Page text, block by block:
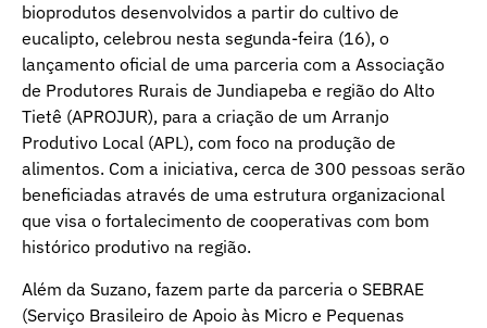
bioprodutos desenvolvidos a partir do cultivo de
eucalipto, celebrou nesta segunda-feira (16), o
lançamento oficial de uma parceria com a Associação
de Produtores Rurais de Jundiapeba e região do Alto
Tietê (APROJUR), para a criação de um Arranjo
Produtivo Local (APL), com foco na produção de
alimentos. Com a iniciativa, cerca de 300 pessoas serão
beneficiadas através de uma estrutura organizacional
que visa o fortalecimento de cooperativas com bom
histórico produtivo na região.
Além da Suzano, fazem parte da parceria o SEBRAE
(Serviço Brasileiro de Apoio às Micro e Pequenas